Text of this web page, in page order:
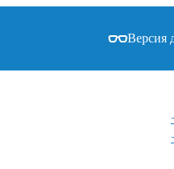
Версия